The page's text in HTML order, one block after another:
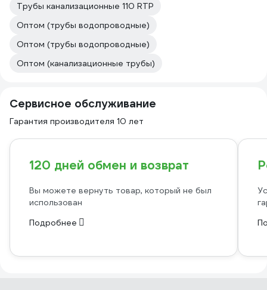
Трубы канализационные 110 RTP
Оптом (трубы водопроводные)
Оптом (трубы водопроводные)
Оптом (канализационные трубы)
Сервисное обслуживание
Гарантия производителя 10 лет
120 дней обмен и возврат
Вы можете вернуть товар, который не был
использован
Подробнее